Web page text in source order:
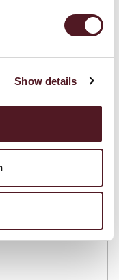
Show details
Wahl für Ihr